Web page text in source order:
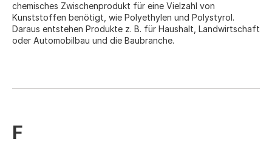
chemisches Zwischenprodukt für eine Vielzahl von
Kunststoffen benötigt, wie Polyethylen und Polystyrol.
Daraus entstehen Produkte z. B. für Haushalt, Landwirtschaft
oder Automobilbau und die Baubranche.
F